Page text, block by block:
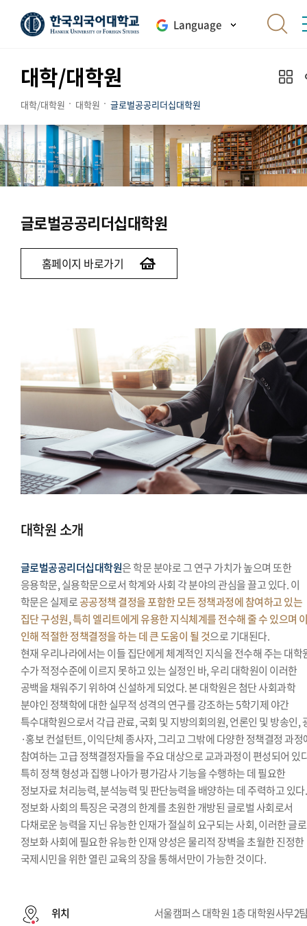
Language
대학/대학원
대학/대학원 대학원 글로벌공공리더십대학원
글로벌공공리더십대학원
홈페이지 바로가기
대학원 소개
글로벌공공리더십대학원은 학문 분야로 그 연구 가치가 높으며 또한
응용학문, 실용학문으로서 학계와 사회 각 분야의 관심을 끌고 있다. 이
학문은 실제로공공정책 결정을 포함한 모든 정책과정에 참여하고 있는
집단 구성원, 특히 엘리트에게 유용한 지식체계를 전수해 줄 수 있으며
인해 적절한 정책결정을 하는 데 큰 도움이 될 것으로 기대된다.
현재 우리나라에서는 이들 집단에게 체계적인 지식을 전수해 주는 대학
수가 적정수준에 이르지 못하고 있는 실정인 바, 우리 대학원이 이러한
공백을 채워주기 위하여 신설하게 되었다. 본 대학원은 첨단 사회과학
분야인 정책학에 대한 실무적 성격의 연구를 강조하는 5학기제 야간
특수대학원으로서 각급 관료, 국회 및 지방의회의원, 언론인 및 방송인,
·홍보 컨설턴트, 이익단체 종사자, 그리고 그밖에 다양한 정책결정 과정
참여하는 고급 정책결정자들을 주요 대상으로 교과과정이 편성되어 있
특히 정책 형성과 집행 나아가 평가감사 기능을 수행하는 데 필요한
정보자료 처리능력, 분석능력 및 판단능력을 배양하는 데 주력하고 있다.
정보화 사회의 특징은 국경의 한계를 초원한 개방된 글로벌 사회로서
다채로운 능력을 지닌 유능한 인재가 절실히 요구되는 사회, 이러한 글
정보화 사회에 필요한 유능한 인재 양성은 물리적 장벽을 초월한 진정한
국제시민을 위한 열린 교육의 장을 통해서만이 가능한 것이다.
위치 서울캠퍼스 대학원 1층 대학원사무2